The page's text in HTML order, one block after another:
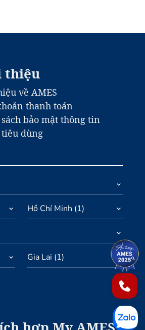
thiệu
về AMES
thanh toán
bảo mật thông tin
dùng
Hồ Chí Minh (1)
Gia Lai (1)